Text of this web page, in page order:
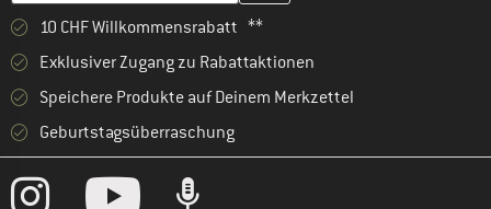
10 CHF Willkommensrabatt **
Exklusiver Zugang zu Rabattaktionen
Speichere Produkte auf Deinem Merkzettel
Geburtstagsüberraschung